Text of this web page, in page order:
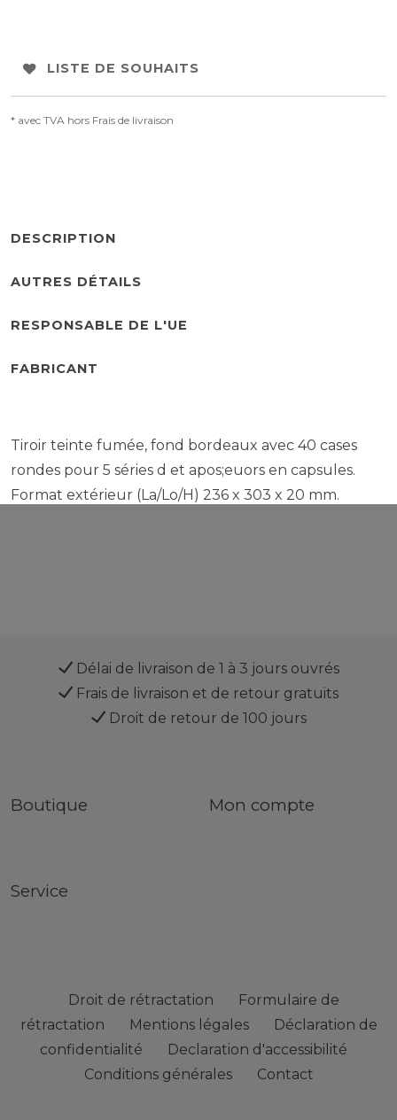
LISTE DE SOUHAITS
* avec TVA hors Frais de livraison
DESCRIPTION
AUTRES DÉTAILS
RESPONSABLE DE L'UE
FABRICANT
Tiroir teinte fumée, fond bordeaux avec 40 cases
rondes pour 5 séries d et apos;euors en capsules.
Format extérieur (La/Lo/H) 236 x 303 x 20 mm.
Délai de livraison de 1 à 3 jours ouvrés
Frais de livraison et de retour gratuits
Droit de retour de 100 jours
Boutique Mon compte
Service
Droit de rétractation
Formulaire de
rétractation
Mentions légales
Déclaration de
confidentialité
Declaration d'accessibilité
Conditions générales
Contact